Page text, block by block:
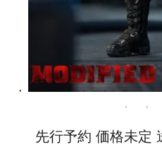
先行予約 価格未定